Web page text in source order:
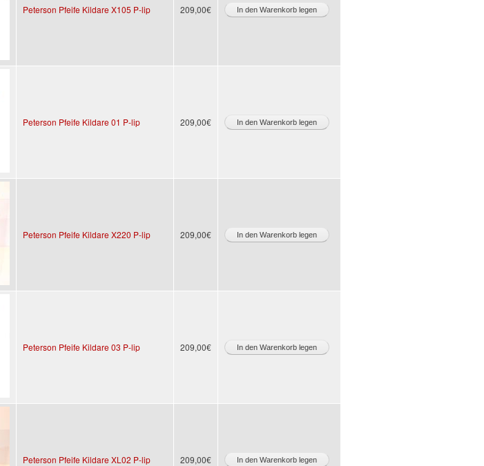
Peterson Pfeife Kildare X105 P-lip 209,00€
Peterson Pfeife Kildare 01 P-lip 209,00€
Peterson Pfeife Kildare X220 P-lip 209,00€
Peterson Pfeife Kildare 03 P-lip 209,00€
Peterson Pfeife Kildare XL02 P-lip 209,00€